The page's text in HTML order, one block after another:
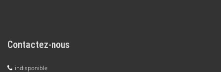
Contactez-nous
indisponible